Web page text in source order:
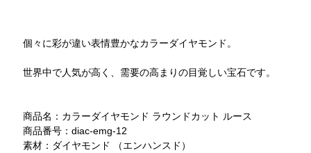
個々に彩が違い表情豊かなカラーダイヤモンド。
世界中で人気が高く、需要の高まりの目覚しい宝石です。
商品名：カラーダイヤモンド ラウンドカット ルース
商品番号：diac-emg-12
素材：ダイヤモンド （エンハンスド）